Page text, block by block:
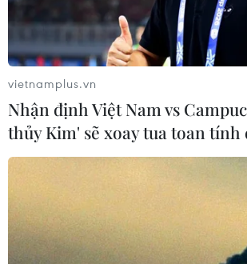
Washington "không đủ tiêu chuẩn
nước trung gian" trong giải quyết
Israel.
vietnamplus.vn
Nhận định Việt Nam vs
thủy Kim' sẽ xoay tua toan tính